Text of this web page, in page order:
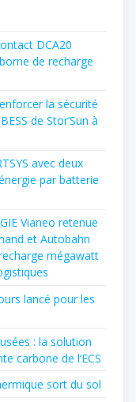
DCA20
de recharge
la sécurité
de Stor’Sun à
avec deux
par batterie
Vianeo retenue
et Autobahn
mégawatt
lancé pour les
: la solution
carbone de l’ECS
sort du sol